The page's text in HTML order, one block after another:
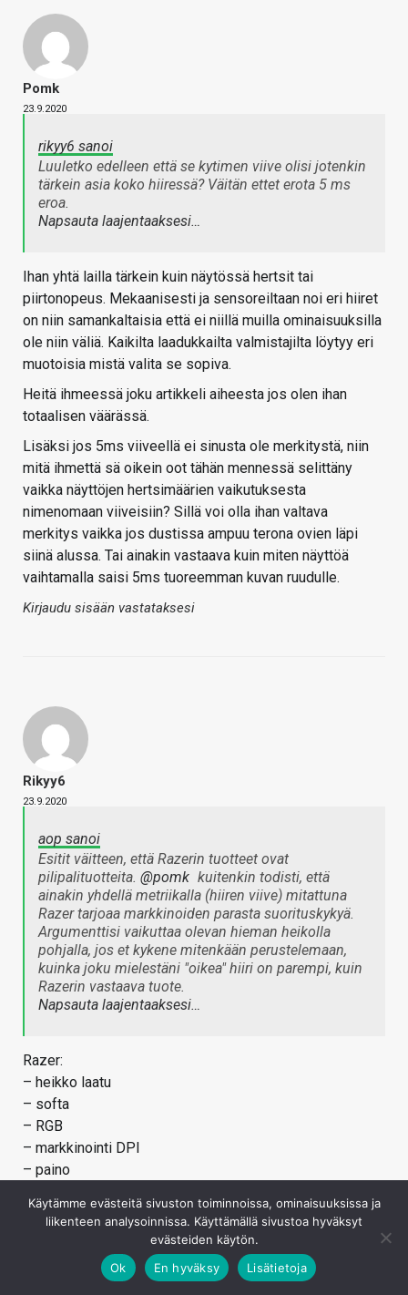
Pomk
23.9.2020
rikyy6 sanoi
Luuletko edelleen että se kytimen viive olisi jotenkin
tärkein asia koko hiiressä? Väitän ettet erota 5 ms
eroa.
Napsauta laajentaaksesi…
Ihan yhtä lailla tärkein kuin näytössä hertsit tai
piirtonopeus. Mekaanisesti ja sensoreiltaan noi eri hiiret
on niin samankaltaisia että ei niillä muilla ominaisuuksilla
ole niin väliä. Kaikilta laadukkailta valmistajilta löytyy eri
muotoisia mistä valita se sopiva.
Heitä ihmeessä joku artikkeli aiheesta jos olen ihan
totaalisen väärässä.
Lisäksi jos 5ms viiveellä ei sinusta ole merkitystä, niin
mitä ihmettä sä oikein oot tähän mennessä selittäny
vaikka näyttöjen hertsimäärien vaikutuksesta
nimenomaan viiveisiin? Sillä voi olla ihan valtava
merkitys vaikka jos dustissa ampuu terona ovien läpi
siinä alussa. Tai ainakin vastaava kuin miten näyttöä
vaihtamalla saisi 5ms tuoreemman kuvan ruudulle.
Kirjaudu sisään vastataksesi
Rikyy6
23.9.2020
aop sanoi
Esitit väitteen, että Razerin tuotteet ovat
pilipalituotteita. @pomk kuitenkin todisti, että
ainakin yhdellä metriikalla (hiiren viive) mitattuna
Razer tarjoaa markkinoiden parasta suorituskykyä.
Argumenttisi vaikuttaa olevan hieman heikolla
pohjalla, jos et kykene mitenkään perustelemaan,
kuinka joku mielestäni "oikea" hiiri on parempi, kuin
Razerin vastaava tuote.
Napsauta laajentaaksesi…
Razer:
– heikko laatu
– softa
– RGB
– markkinointi DPI
– paino
Tuossa nyt alkuun muutama pointti, mutta käytännössä
Razer(kin) keskittyy kaikkeen epäolennaiseen.
Kirjaudu sisään vastataksesi
Käytämme evästeitä sivuston toiminnoissa, ominaisuuksissa ja
liikenteen analysoinnissa. Käyttämällä sivustoa hyväksyt
evästeiden käytön.
Ok
En hyväksy Lisätietoja